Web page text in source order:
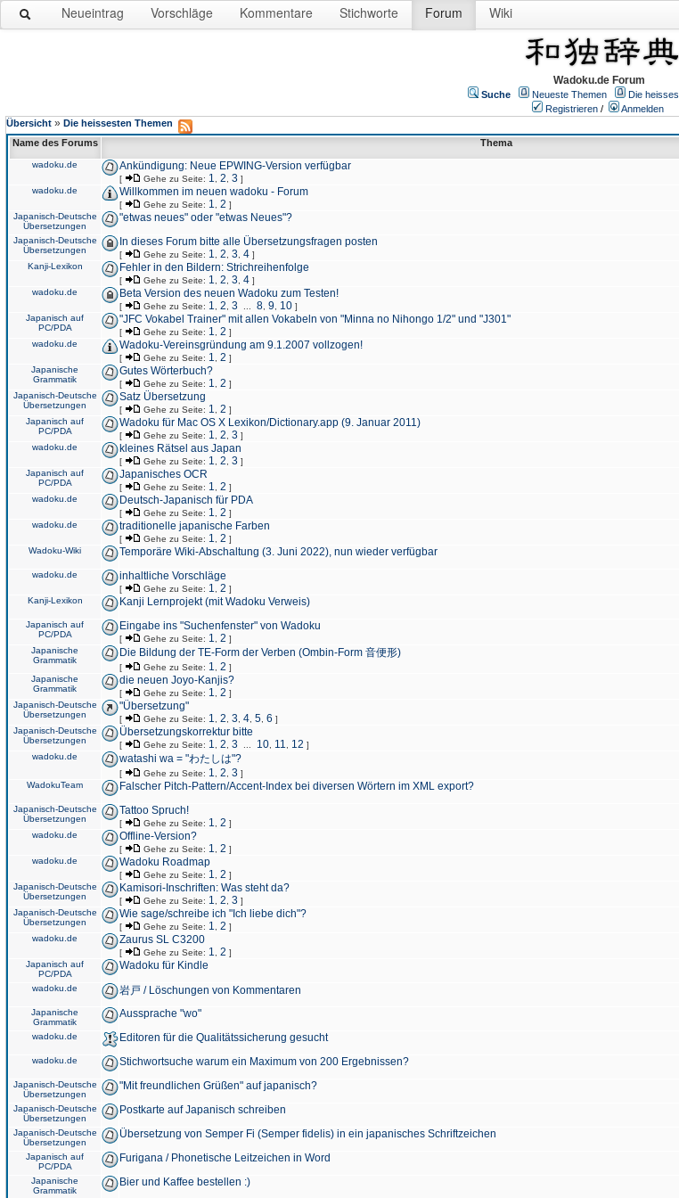
Neueintrag Vorschläge Kommentare Stichworte Forum Wiki
Wadoku.de Forum
Suche Neueste Themen
Die
Registrieren /
Anmelden
Übersicht » Die heissesten Themen
Name des Forums
Thema
wadoku.de Ankündigung: Neue EPWING-Version verfügbar
[ Gehe zu Seite: 1 2 3 ]
wadoku.de Willkommen im neuen wadoku - Forum
[ Gehe zu Seite: 1 2 ]
Japanisch-Deutsche
Übersetzungen
"etwas neues" oder "etwas Neues"?
Japanisch-Deutsche
Übersetzungen
In dieses Forum bitte alle Übersetzungsfragen posten
[ Gehe zu Seite: 1 2 3 4 ]
Kanji-Lexikon Fehler in den Bildern: Strichreihenfolge
[ Gehe zu Seite: 1 2 3 4 ]
wadoku.de Beta Version des neuen Wadoku zum Testen!
[ Gehe zu Seite: 1 2 3 8 9 10 ]
Japanisch auf
PC/PDA
"JFC Vokabel Trainer" mit allen Vokabeln von "Minna no Nihongo 1/2" und "J301"
[ Gehe zu Seite: 1 2 ]
wadoku.de Wadoku-Vereinsgründung am 9.1.2007 vollzogen!
[ Gehe zu Seite: 1 2 ]
Japanische
Grammatik
Gutes Wörterbuch?
[ Gehe zu Seite: 1 2 ]
Japanisch-Deutsche
Übersetzungen
Satz Übersetzung
[ Gehe zu Seite: 1 2 ]
Japanisch auf
PC/PDA
Wadoku für Mac OS X Lexikon/Dictionary.app (9. Januar 2011)
[ Gehe zu Seite: 1 2 3 ]
wadoku.de kleines Rätsel aus Japan
[ Gehe zu Seite: 1 2 3 ]
Japanisch auf
PC/PDA
Japanisches OCR
[ Gehe zu Seite: 1 2 ]
wadoku.de Deutsch-Japanisch für PDA
[ Gehe zu Seite: 1 2 ]
wadoku.de traditionelle japanische Farben
[ Gehe zu Seite: 1 2 ]
Wadoku-Wiki Temporäre Wiki-Abschaltung (3. Juni 2022), nun wieder verfügbar
wadoku.de inhaltliche Vorschläge
[ Gehe zu Seite: 1 2 ]
Kanji-Lexikon Kanji Lernprojekt (mit Wadoku Verweis)
Japanisch auf
PC/PDA
Eingabe ins "Suchenfenster" von Wadoku
[ Gehe zu Seite: 1 2 ]
Japanische
Grammatik
Die Bildung der TE-Form der Verben (Ombin-Form 音便形)
[ Gehe zu Seite: 1 2 ]
Japanische
Grammatik
die neuen Joyo-Kanjis?
[ Gehe zu Seite: 1 2 ]
Japanisch-Deutsche
Übersetzungen
"Übersetzung"
[ Gehe zu Seite: 1 2 3 4 5 6 ]
Japanisch-Deutsche
Übersetzungen
Übersetzungskorrektur bitte
[ Gehe zu Seite: 1 2 3 10 11 12 ]
wadoku.de watashi wa = "わたしは"?
[ Gehe zu Seite: 1 2 3 ]
WadokuTeam Falscher Pitch-Pattern/Accent-Index bei diversen Wörtern im XML export?
Japanisch-Deutsche
Übersetzungen
Tattoo Spruch!
[ Gehe zu Seite: 1 2 ]
wadoku.de Offline-Version?
[ Gehe zu Seite: 1 2 ]
wadoku.de Wadoku Roadmap
[ Gehe zu Seite: 1 2 ]
Japanisch-Deutsche
Übersetzungen
Kamisori-Inschriften: Was steht da?
[ Gehe zu Seite: 1 2 3 ]
Japanisch-Deutsche
Übersetzungen
Wie sage/schreibe ich "Ich liebe dich"?
[ Gehe zu Seite: 1 2 ]
wadoku.de Zaurus SL C3200
[ Gehe zu Seite: 1 2 ]
Japanisch auf
PC/PDA
Wadoku für Kindle
wadoku.de 岩戸 / Löschungen von Kommentaren
Japanische
Grammatik
Aussprache "wo"
wadoku.de Editoren für die Qualitätssicherung gesucht
wadoku.de Stichwortsuche warum ein Maximum von 200 Ergebnissen?
Japanisch-Deutsche
Übersetzungen
"Mit freundlichen Grüßen" auf japanisch?
Japanisch-Deutsche
Übersetzungen
Postkarte auf Japanisch schreiben
Japanisch-Deutsche
Übersetzungen
Übersetzung von Semper Fi (Semper fidelis) in ein japanisches Schriftzeichen
Japanisch auf
PC/PDA
Furigana / Phonetische Leitzeichen in Word
Japanische
Grammatik
Bier und Kaffee bestellen :)